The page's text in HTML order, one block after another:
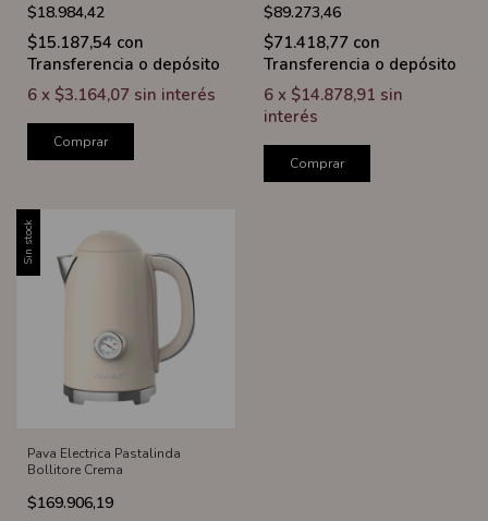
$18.984,42
$15.187,54 con
Transferencia o depósito
6 x $3.164,07 sin interés
Comprar
$89.273,46
$71.418,77 con
Transferencia o depósito
6 x $14.878,91 sin
interés
Comprar
Sin stock
Pava Electrica Pastalinda
Bollitore Crema
$169.906,19